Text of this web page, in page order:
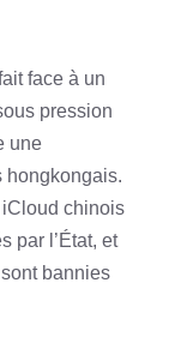
face à un
pression
une
hongkongais.
chinois
par l’État, et
bannies